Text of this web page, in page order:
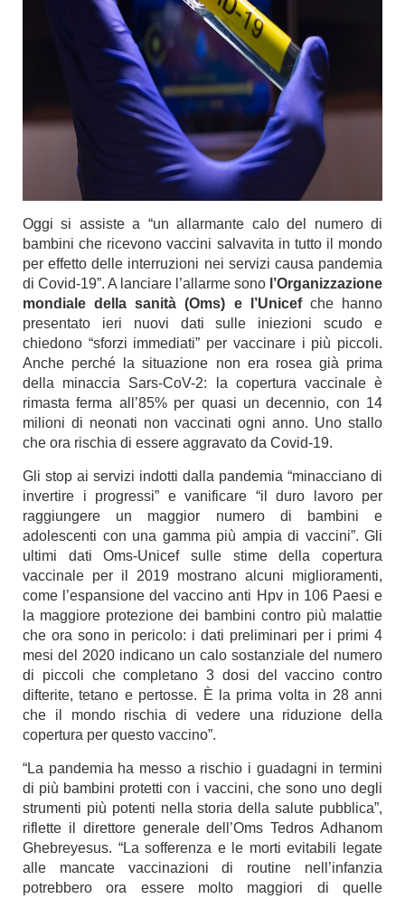
Oggi si assiste a “un allarmante calo del numero di
bambini che ricevono vaccini salvavita in tutto il mondo
per effetto delle interruzioni nei servizi causa pandemia
di Covid-19”. A lanciare l’allarme sono l’Organizzazione
mondiale della sanità (Oms) e l’Unicefche hanno
presentato ieri nuovi dati sulle iniezioni scudo e
chiedono “sforzi immediati” per vaccinare i più piccoli.
Anche perché la situazione non era rosea già prima
della minaccia Sars-CoV-2: la copertura vaccinale è
rimasta ferma all’85% per quasi un decennio, con 14
milioni di neonati non vaccinati ogni anno. Uno stallo
che ora rischia di essere aggravato da Covid-19.
Gli stop ai servizi indotti dalla pandemia “minacciano di
invertire i progressi” e vanificare “il duro lavoro per
raggiungere un maggior numero di bambini e
adolescenti con una gamma più ampia di vaccini”. Gli
ultimi dati Oms-Unicef sulle stime della copertura
vaccinale per il 2019 mostrano alcuni miglioramenti,
come l’espansione del vaccino anti Hpv in 106 Paesi e
la maggiore protezione dei bambini contro più malattie
che ora sono in pericolo: i dati preliminari per i primi 4
mesi del 2020 indicano un calo sostanziale del numero
di piccoli che completano 3 dosi del vaccino contro
difterite, tetano e pertosse. È la prima volta in 28 anni
che il mondo rischia di vedere una riduzione della
copertura per questo vaccino”.
“La pandemia ha messo a rischio i guadagni in termini
di più bambini protetti con i vaccini, che sono uno degli
strumenti più potenti nella storia della salute pubblica”,
riflette il direttore generale dell’Oms Tedros Adhanom
Ghebreyesus. “La sofferenza e le morti evitabili legate
alle mancate vaccinazioni di routine nell’infanzia
potrebbero ora essere molto maggiori di quelle